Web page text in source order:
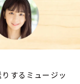
するミュージッ